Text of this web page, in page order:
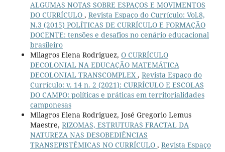
ALGUMAS NOTAS SOBRE ESPAÇOS E MOVIMENTOS
DO CURRÍCULO , Revista Espaço do Currículo: Vol.8,
N.3 (2015) POLÍTICAS DE CURRÍCULO E FORMAÇÃO
DOCENTE: tensões e desafios no cenário educacional
brasileiro
Milagros Elena Rodriguez, O CURRÍCULO
DECOLONIAL NA EDUCAÇÃO MATEMÁTICA
DECOLONIAL TRANSCOMPLEX , Revista Espaço do
Currículo: v. 14 n. 2 (2021): CURRÍCULO E ESCOLAS
DO CAMPO: políticas e práticas em territorialidades
camponesas
Milagros Elena Rodriguez, José Gregorio Lemus
Maestre, RIZOMAS, ESTRUTURAS FRACTAL DA
NATUREZA NAS DESOBEDIÊNCIAS
TRANSEPISTÊMICAS NO CURRÍCULO , Revista Espaço